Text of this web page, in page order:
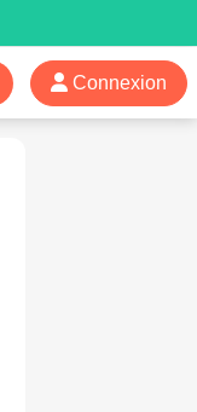
Connexion